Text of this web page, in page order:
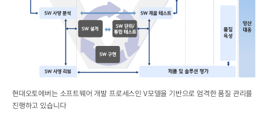
현대오토에버는 소프트웨어 개발 프로세스인 V모델을 기반으로 엄격한 품질 관리를
진행하고 있습니다